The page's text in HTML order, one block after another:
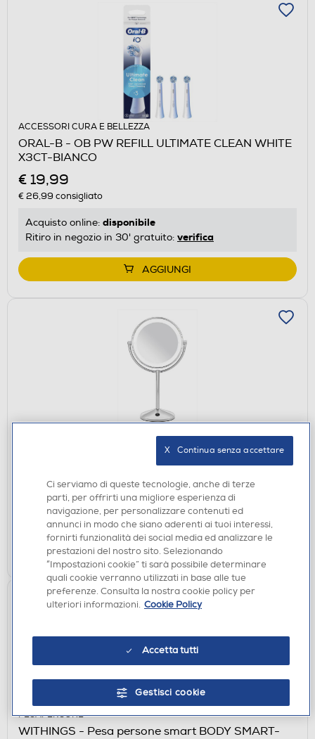
ACCESSORI CURA E BELLEZZA
ORAL-B - OB PW REFILL ULTIMATE CLEAN WHITE
X3CT-BIANCO
€ 19,99
€ 26,99 consigliato
Acquisto online: disponibile
Ritiro in negozio in 30' gratuito: verifica
AGGIUNGI
BABYLISS - 9436E Specchio-Argento
Acquisto online:disponibile
Ritiro in negozio in 30' gratuito: verifica
AGGIUNGI
PESAPERSONE
WITHINGS - Pesa persone smart BODY SMART-
Ci serviamo di queste tecnologie, anche di terze
parti, per offrirti una migliore esperienza di
navigazione, per personalizzare contenuti ed
annunci in modo che siano aderenti ai tuoi interessi,
fornirti funzionalità dei social media ed analizzare le
prestazioni del nostro sito. Selezionando
“Impostazioni cookie” ti sarà possibile determinare
quali cookie verranno utilizzati in base alle tue
preferenze. Consulta la nostra cookie policy per
ulteriori informazioni. Cookie Policy
Accetta tutti
Gestisci cookie
X   Continua senza accettare